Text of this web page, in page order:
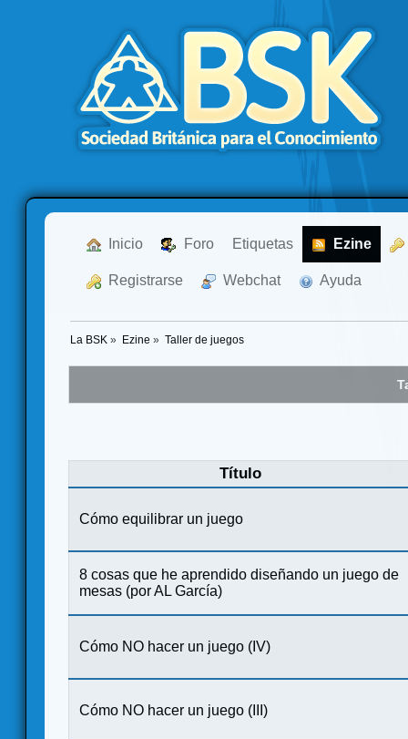
Inicio Foro Etiquetas Ezine
Registrarse Webchat Ayuda
La BSK » Ezine » Taller de juegos
Título
Cómo equilibrar un juego
8 cosas que he aprendido diseñando un juego de
mesas (por AL García)
Cómo NO hacer un juego (IV)
Cómo NO hacer un juego (III)